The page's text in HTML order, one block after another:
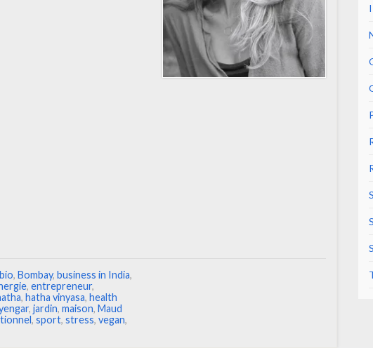
bio, Bombay, business in India,
, entrepreneur,
, hatha vinyasa, health
, jardin, maison, Maud
, sport, stress, vegan,